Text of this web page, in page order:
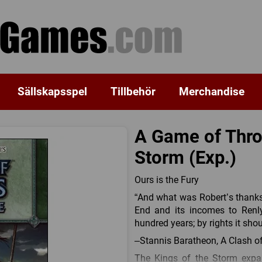
Sällskapsspel Tillbehör Merchandise
A Game of
Storm (Exp.)
Ours is the Fury
“And what was Robert’s
End and its incomes to
hundred years; by rights it
–Stannis Baratheon, A Clash
The Kings of the Storm